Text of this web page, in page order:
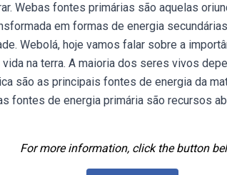
Webas fontes primárias são aquelas
em formas de energia
Webolá, hoje vamos falar sobre a
na terra. A maioria dos seres vivos
são as principais fontes de energia da
fontes de energia primária são recursos
For more information, click the button